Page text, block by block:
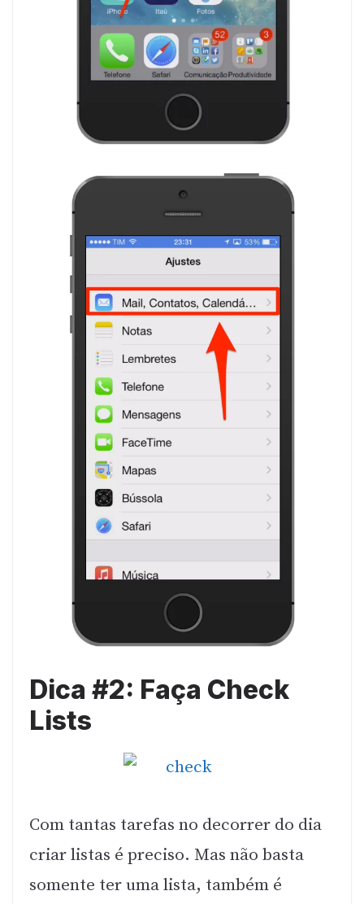
Dica #2: Faça Check
Lists
Com tantas tarefas no decorrer do dia
criar listas é preciso. Mas não basta
somente ter uma lista, também é